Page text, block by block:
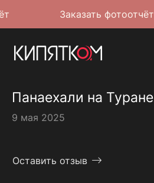
Заказать фотоотчёт
Панаехали на Туране
9 мая 2025
Оставить отзыв